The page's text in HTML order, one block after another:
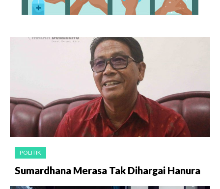
POLITIK
Sumardhana Merasa Tak Dihargai Hanura